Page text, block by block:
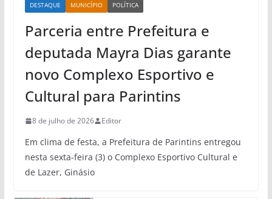
DESTAQUE MUNICÍPIO POLÍTICA
Parceria entre Prefeitura e
deputada Mayra Dias garante
novo Complexo Esportivo e
Cultural para Parintins
8 de julho de 2026 Editor
Em clima de festa, a Prefeitura de Parintins entregou
nesta sexta-feira (3) o Complexo Esportivo Cultural e
de Lazer, Ginásio